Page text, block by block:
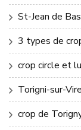
St-Jean de
3 types de
crop circle et
Torigni-sur-
crop de